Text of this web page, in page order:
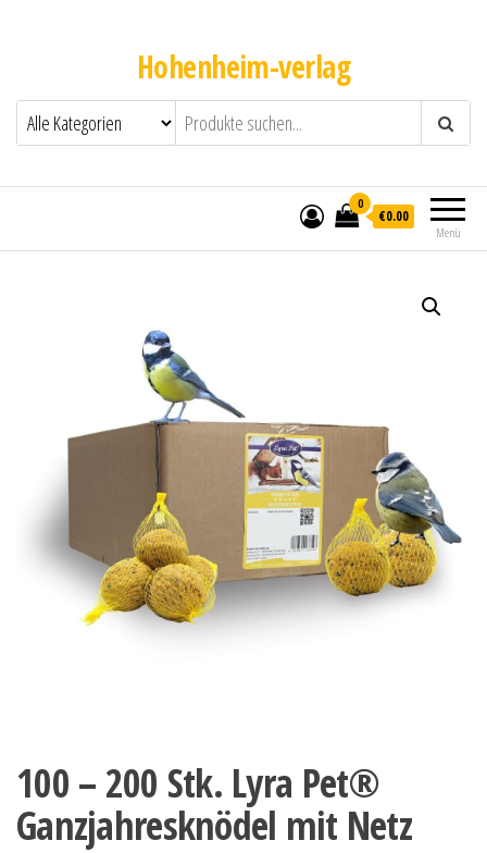
Hohenheim-verlag
Menü
0
€0.00
100 – 200 Stk. Lyra Pet®
Ganzjahresknödel mit Netz